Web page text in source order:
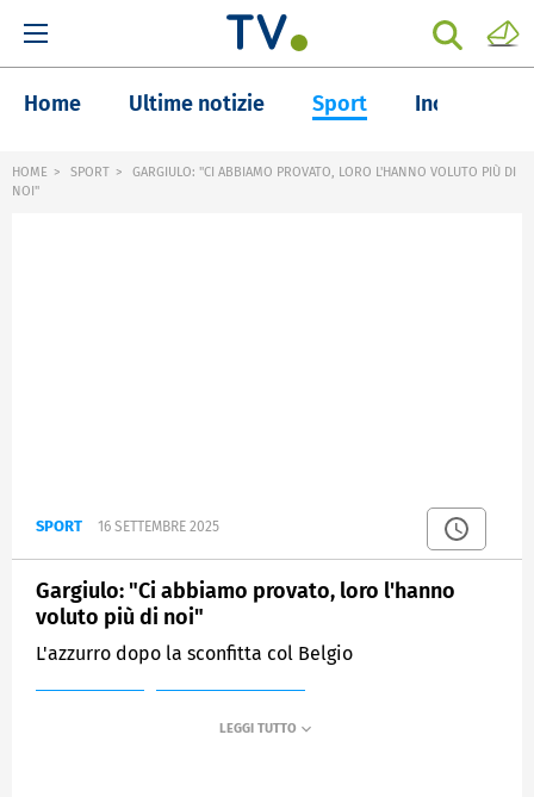
Home Ultime notizie Sport Inchieste
HOME SPORT
GARGIULO: "CI ABBIAMO PROVATO, LORO L'HANNO VOLUTO PIÙ DI
NOI"
SPORT 16 SETTEMBRE 2025
Gargiulo: "Ci abbiamo provato, loro l'hanno
voluto più di noi"
L'azzurro dopo la sconfitta col Belgio